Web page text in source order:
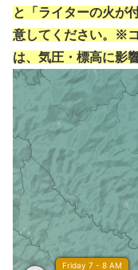
と「ライターの火が
意してください。※
は、気圧・標高に影